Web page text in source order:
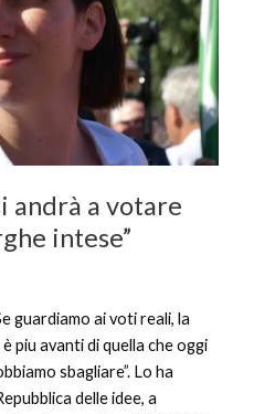
andrà a votare
intese”
guardiamo ai voti reali, la
piu avanti di quella che oggi
sbagliare”. Lo ha
delle idee, a